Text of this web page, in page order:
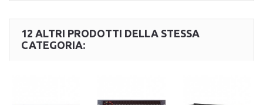
12 ALTRI PRODOTTI DELLA STESSA
CATEGORIA: